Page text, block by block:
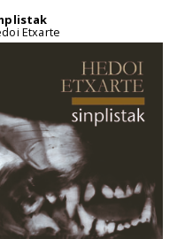
Etxarte